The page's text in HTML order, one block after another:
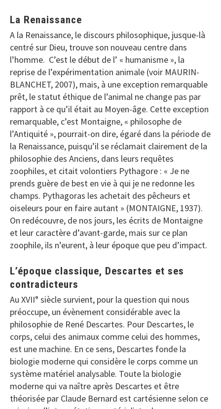
La Renaissance
A la Renaissance, le discours philosophique, jusque-là
centré sur Dieu, trouve son nouveau centre dans
l’homme. C’est le début de l’ « humanisme », la
reprise de l’expérimentation animale (voir MAURIN-
BLANCHET, 2007), mais, à une exception remarquable
prêt, le statut éthique de l’animal ne change pas par
rapport à ce qu’il était au Moyen-âge. Cette exception
remarquable, c’est Montaigne, « philosophe de
l’Antiquité », pourrait-on dire, égaré dans la période de
la Renaissance, puisqu’il se réclamait clairement de la
philosophie des Anciens, dans leurs requêtes
zoophiles, et citait volontiers Pythagore : « Je ne
prends guère de best en vie à qui je ne redonne les
champs. Pythagoras les achetait des pêcheurs et
oiseleurs pour en faire autant » (MONTAIGNE, 1937).
On redécouvre, de nos jours, les écrits de Montaigne
et leur caractère d’avant-garde, mais sur ce plan
zoophile, ils n’eurent, à leur époque que peu d’impact.
L’époque classique, Descartes et ses
contradicteurs
Au XVII° siècle survient, pour la question qui nous
préoccupe, un évènement considérable avec la
philosophie de René Descartes. Pour Descartes, le
corps, celui des animaux comme celui des hommes,
est une machine. En ce sens, Descartes fonde la
biologie moderne qui considère le corps comme un
système matériel analysable. Toute la biologie
moderne qui va naître après Descartes et être
théorisée par Claude Bernard est cartésienne selon ce